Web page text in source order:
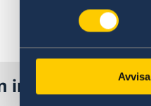
Avvisa
in Spain